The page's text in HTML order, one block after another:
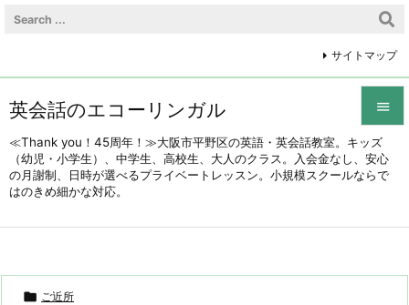
英会話のエコーリンガル
≪Thank you！45周年！≫大阪市平野区の英語・英会話教室。キッズ
（幼児・小学生）、中学生、高校生、大人のクラス。入会金なし、安心
の月謝制、日時が選べるプライベートレッスン。小規模スクールならで
はのきめ細かな対応。


メニュ


サイトマップ
 ご近所